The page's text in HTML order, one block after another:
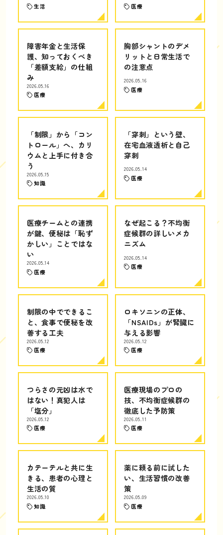
生活 医療
障害年金と生活保
護、知っておくべき
「差額支給」の仕組
み
2026.05.16
医療
胸部シャントのデメ
リットと日常生活で
の注意点
2026.05.16
医療
「制限」から「コン
トロール」へ、カリ
ウムと上手に付き合
う
2026.05.15
知識
「穿刺」という壁、
在宅血液透析と自己
穿刺
2026.05.14
医療
医療チームとの連携
が鍵、便秘は「恥ず
かしい」ことではな
い
2026.05.14
医療
なぜ起こる？不均衡
症候群の詳しいメカ
ニズム
2026.05.14
医療
制限の中でできるこ
と、食事で便秘を改
善する工夫
2026.05.12
医療
ロキソニンの正体、
「NSAIDs」が腎臓に
与える影響
2026.05.12
医療
つらさの元凶は水で
はない！真犯人は
「塩分」
2026.05.12
医療
医療現場のプロの
技、不均衡症候群の
徹底した予防策
2026.05.11
医療
カテーテルと共に生
きる、患者の心理と
生活の質
2026.05.10
知識
薬に頼る前に試した
い、生活習慣の改善
策
2026.05.09
医療